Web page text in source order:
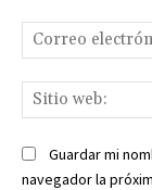
Guardar mi
navegador la